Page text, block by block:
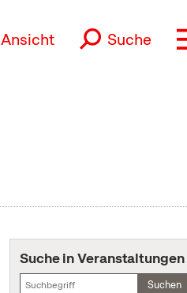
Ansicht Suche
Suche in Veranstaltungen
Suchen